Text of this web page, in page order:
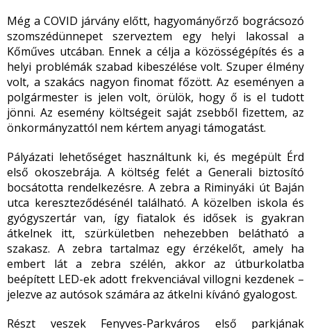
Még a COVID járvány előtt, hagyományőrző bográcsozó
szomszédünnepet szerveztem egy helyi lakossal a
Kőműves utcában. Ennek a célja a közösségépítés és a
helyi problémák szabad kibeszélése volt. Szuper élmény
volt, a szakács nagyon finomat főzött. Az eseményen a
polgármester is jelen volt, örülök, hogy ő is el tudott
jönni. Az esemény költségeit saját zsebből fizettem, az
önkormányzattól nem kértem anyagi támogatást.
Pályázati lehetőséget használtunk ki, és megépült Érd
első okoszebrája. A költség felét a Generali biztosító
bocsátotta rendelkezésre. A zebra a Riminyáki út Baján
utca kereszteződésénél található. A közelben iskola és
gyógyszertár van, így fiatalok és idősek is gyakran
átkelnek itt, szürkületben nehezebben belátható a
szakasz. A zebra tartalmaz egy érzékelőt, amely ha
embert lát a zebra szélén, akkor az útburkolatba
beépített LED-ek adott frekvenciával villogni kezdenek –
jelezve az autósok számára az átkelni kívánó gyalogost.
Részt veszek Fenyves-Parkváros első parkjának